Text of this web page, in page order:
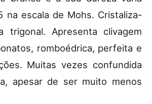
na escala de Mohs. Cristaliza-
trigonal. Apresenta clivagem
romboédrica, perfeita e
Muitas vezes confundida
apesar de ser muito menos